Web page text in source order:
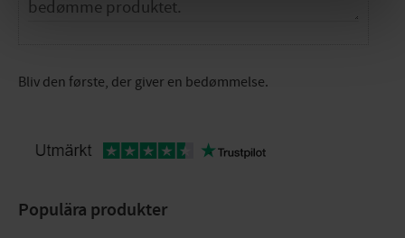
Bliv den første, der giver en bedømmelse.
Populära produkter